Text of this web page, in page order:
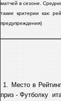
матчей в сезоне. C
такие критерии как:
предупреждения)
1. Место в
приз - Футболку